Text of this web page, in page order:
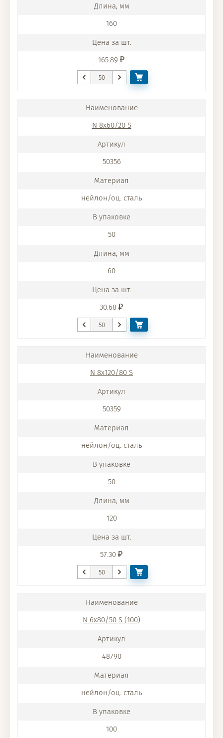
160
165.89
N 8x60/20 S
50356
нейлон/оц. сталь
50
60
30.68
N 8x120/80 S
50359
нейлон/оц. сталь
50
120
57.30
N 6x80/50 S (100)
48790
нейлон/оц. сталь
100